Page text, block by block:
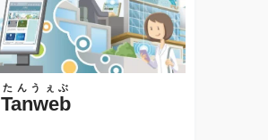
Tanweb
たんうぇぶ